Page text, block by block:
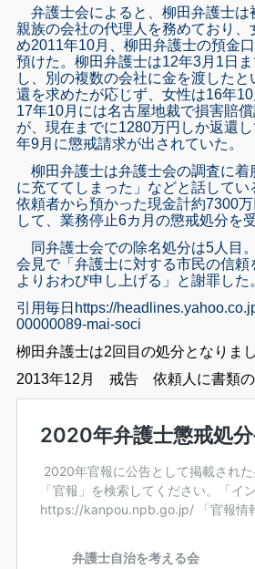
弁護士会によると、柳田弁護士は
親族の会社の代理人を務めており、
め2011年10月、柳田弁護士の預金
預けた。柳田弁護士は12年3月1日
し、別の複数の会社に金を渡したと
還を求めたが応じず、女性は16年10
17年10月には名古屋地裁で損害賠
が、現在までに1280万円しか返還
年9月に懲戒請求が出されていた。
柳田弁護士は弁護士会の調査に着
に充ててしまった」などと話してい
依頼者から預かった現金計約7300
して、業務停止6カ月の懲戒処分を
同弁護士会での除名処分は5人目
会見で「弁護士に対する市民の信
よりおわび申し上げる」と謝罪した
引用毎日https://
00000089-mai-soci
栁田弁護士は2回目の処分となりまし
2013年12月 戒告 依頼人に書類の